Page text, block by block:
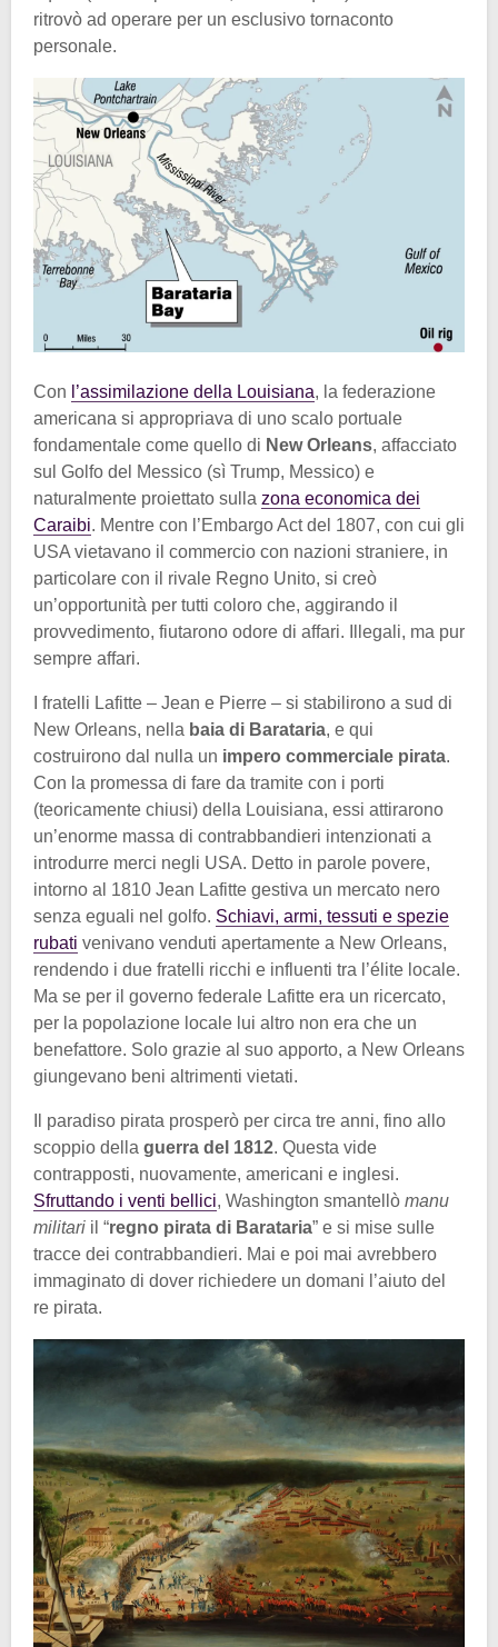
ritrovò ad operare per un esclusivo tornaconto
personale.
Con l’assimilazione della Louisiana, la federazione
americana si appropriava di uno scalo portuale
fondamentale come quello di New Orleans, affacciato
sul Golfo del Messico (sì Trump, Messico) e
naturalmente proiettato sulla zona economica dei
Caraibi. Mentre con l’Embargo Act del 1807, con cui gli
USA vietavano il commercio con nazioni straniere, in
particolare con il rivale Regno Unito, si creò
un’opportunità per tutti coloro che, aggirando il
provvedimento, fiutarono odore di affari. Illegali, ma pur
sempre affari.
I fratelli Lafitte – Jean e Pierre – si stabilirono a sud di
New Orleans, nella baia di Barataria, e qui
costruirono dal nulla un impero commerciale pirata.
Con la promessa di fare da tramite con i porti
(teoricamente chiusi) della Louisiana, essi attirarono
un’enorme massa di contrabbandieri intenzionati a
introdurre merci negli USA. Detto in parole povere,
intorno al 1810 Jean Lafitte gestiva un mercato nero
senza eguali nel golfo. Schiavi, armi, tessuti e spezie
rubati venivano venduti apertamente a New Orleans,
rendendo i due fratelli ricchi e influenti tra l’élite locale.
Ma se per il governo federale Lafitte era un ricercato,
per la popolazione locale lui altro non era che un
benefattore. Solo grazie al suo apporto, a New Orleans
giungevano beni altrimenti vietati.
Il paradiso pirata prosperò per circa tre anni, fino allo
scoppio della guerra del 1812. Questa vide
contrapposti, nuovamente, americani e inglesi.
Sfruttando i venti bellici, Washington smantellò manu
militari il “regno pirata di Barataria” e si mise sulle
tracce dei contrabbandieri. Mai e poi mai avrebbero
immaginato di dover richiedere un domani l’aiuto del
re pirata.